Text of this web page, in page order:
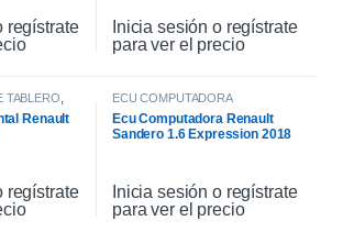
regístrate
Inicia sesión o regístrate
para ver el precio
TABLERO
Renault
regístrate
ECU COMPUTADORA
Ecu Computadora Renault
Sandero 1.6 Expression 2018
Inicia sesión o regístrate
para ver el precio